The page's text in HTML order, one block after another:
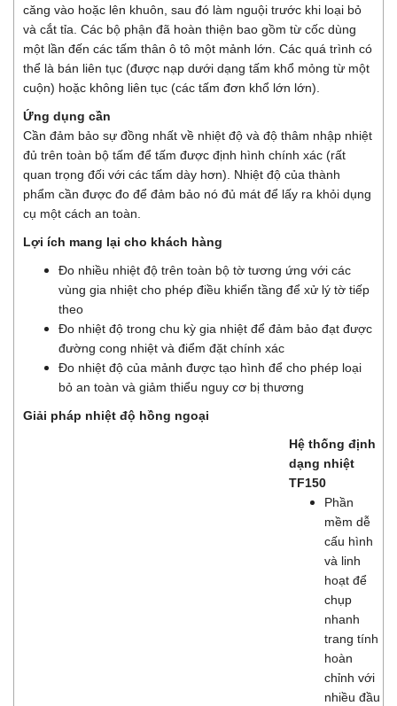
căng vào hoặc lên khuôn, sau đó làm nguội trước khi loại bỏ
và cắt tỉa. Các bộ phận đã hoàn thiện bao gồm từ cốc dùng
một lần đến các tấm thân ô tô một mảnh lớn. Các quá trình có
thể là bán liên tục (được nạp dưới dạng tấm khổ mỏng từ một
cuộn) hoặc không liên tục (các tấm đơn khổ lớn lớn).
Ứng dụng cần
Cần đảm bảo sự đồng nhất về nhiệt độ và độ thâm nhập nhiệt
đủ trên toàn bộ tấm để tấm được định hình chính xác (rất
quan trọng đối với các tấm dày hơn). Nhiệt độ của thành
phẩm cần được đo để đảm bảo nó đủ mát để lấy ra khỏi dụng
cụ một cách an toàn.
Lợi ích mang lại cho khách hàng
Đo nhiều nhiệt độ trên toàn bộ tờ tương ứng với các
vùng gia nhiệt cho phép điều khiển tầng để xử lý tờ tiếp
theo
Đo nhiệt độ trong chu kỳ gia nhiệt để đảm bảo đạt được
đường cong nhiệt và điểm đặt chính xác
Đo nhiệt độ của mảnh được tạo hình để cho phép loại
bỏ an toàn và giảm thiểu nguy cơ bị thương
Giải pháp nhiệt độ hồng ngoại
Hệ thống định
dạng nhiệt
TF150
Phần
mềm dễ
cấu hình
và linh
hoạt để
chụp
nhanh
trang tính
hoàn
chỉnh với
nhiều đầu